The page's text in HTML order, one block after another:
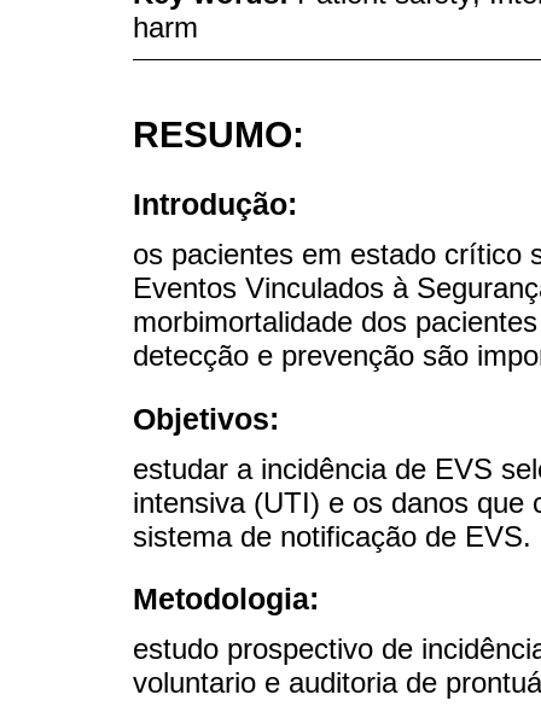
harm
RESUMO:
Introdução:
os pacientes em estado crítico
Eventos Vinculados à
morbimortalidade dos
detecção e prevenção são
Objetivos:
estudar a incidência de EVS
intensiva (UTI) e os danos que
sistema de notificação de EVS.
Metodologia:
estudo prospectivo de
voluntario e auditoria de